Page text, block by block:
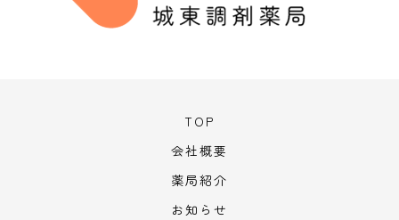
TOP
会社概要
薬局紹介
お知らせ